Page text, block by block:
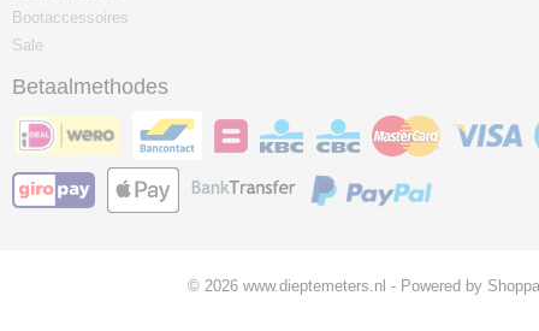
Bootaccessoires
Sale
Betaalmethodes
© 2026 www.dieptemeters.nl - Powered by